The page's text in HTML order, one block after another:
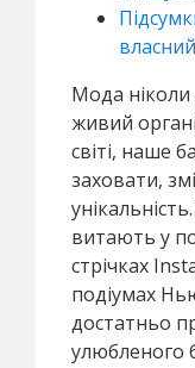
Мода ніколи
живий
світі, наше
заховати,
витають у
стрічках
подіумах
достатньо
улюбленого